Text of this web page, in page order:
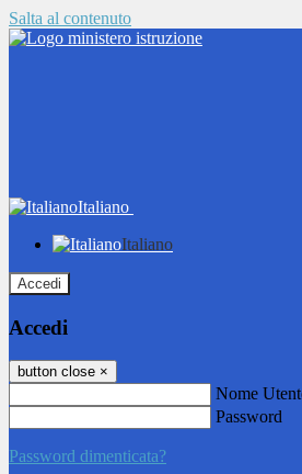
Salta al contenuto
Italiano
Italiano
Accedi
Accedi
button close ×
Nome
Password
Password dimenticata?